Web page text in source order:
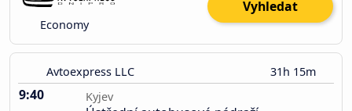
Economy
Vyhledat
Avtoexpress LLC 31h 15m
9:40 Kyjev